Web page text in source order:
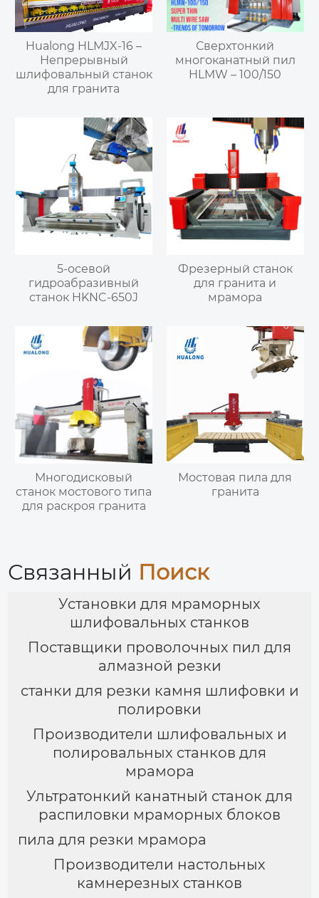
Hualong HLMJX-16 –
Непрерывный
шлифовальный станок
для гранита
Сверхтонкий
многоканатный пил
HLMW – 100/150
5-осевой
гидроабразивный
станок HKNC-650J
Фрезерный станок
для гранита и
мрамора
Многодисковый
станок мостового типа
для раскроя гранита
Мостовая пила для
гранита
Связанный Поиск
Установки для мраморных
шлифовальных станков
Поставщики проволочных пил для
алмазной резки
станки для резки камня шлифовки и
полировки
Производители шлифовальных и
полировальных станков для
мрамора
Ультратонкий канатный станок для
распиловки мраморных блоков
пила для резки мрамора
Производители настольных
камнерезных станков